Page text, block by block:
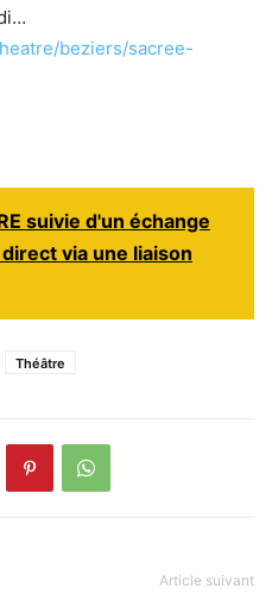
beziers/sacree-
suivie d'un échange
via une liaison
Théâtre
Article suivant